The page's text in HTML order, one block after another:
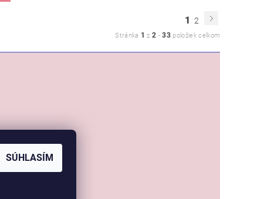
1 2
Stránka 1 z2 -33 položiek celkom
SÚHLASÍM